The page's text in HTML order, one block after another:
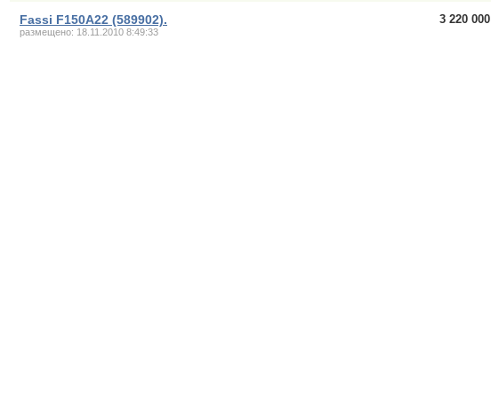
Fassi F150A22 (589902).
размещено: 18.11.2010 8:49:33
3 220 000